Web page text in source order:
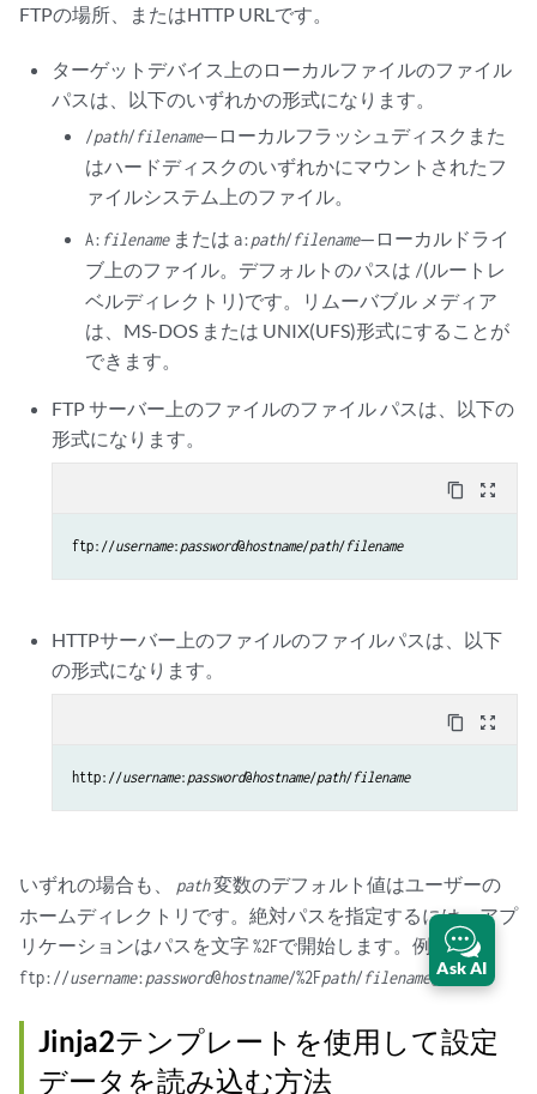
FTPの場所、またはHTTP URLです。
ターゲットデバイス上のローカルファイルのファイル
パスは、以下のいずれかの形式になります。
/path/filename—ローカルフラッシュディスクまた
はハードディスクのいずれかにマウントされたフ
ァイルシステム上のファイル。
A: filenameまたは a:path/filename—ローカルドライ
ブ上のファイル。デフォルトのパスは /(ルートレ
ベルディレクトリ)です。リムーバブル メディア
は、MS-DOS または UNIX(UFS)形式にすることが
できます。
FTP サーバー上のファイルのファイル パスは、以下の
形式になります。
content_copy zoom_out_map
ftp://username: password@hostname/path/filename
HTTPサーバー上のファイルのファイルパスは、以下
の形式になります。
content_copy zoom_out_map
http://username: password@hostname/path/filename
いずれの場合も、 path変数のデフォルト値はユーザーの
ホームディレクトリです。絶対パスを指定するには、アプ
リケーションはパスを文字%2Fで開始します。例:
ftp://username:password@hostname/%2Fpath/filename。
Jinja2テンプレートを使用して設定
データを読み込む方法
Ask AI